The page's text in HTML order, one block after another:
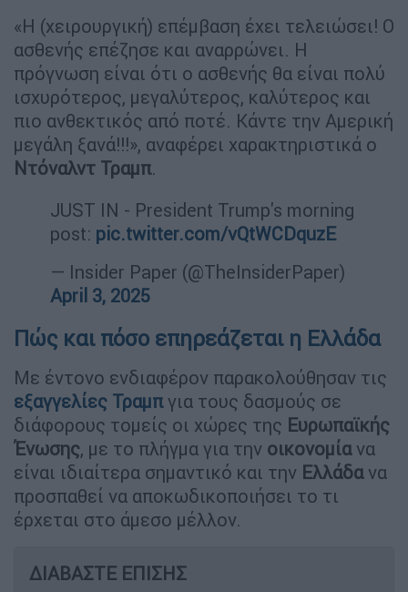
«Η (χειρουργική) επέμβαση έχει τελειώσει! Ο
ασθενής επέζησε και αναρρώνει. Η
πρόγνωση είναι ότι ο ασθενής θα είναι πολύ
ισχυρότερος, μεγαλύτερος, καλύτερος και
πιο ανθεκτικός από ποτέ. Κάντε την Αμερική
μεγάλη ξανά!!!», αναφέρει χαρακτηριστικά ο
Ντόναλντ Τραμπ.
JUST IN - President Trump's morning
post: pic.twitter.com/vQtWCDquzE
— Insider Paper (@TheInsiderPaper)
April 3, 2025
Πώς και πόσο επηρεάζεται η Ελλάδα
Με έντονο ενδιαφέρον παρακολούθησαν τις
εξαγγελίες Τραμπγια τους δασμούς σε
διάφορους τομείς οι χώρες της Ευρωπαϊκής
Ένωσης, με το πλήγμα για την οικονομίανα
είναι ιδιαίτερα σημαντικό και την Ελλάδανα
προσπαθεί να αποκωδικοποιήσει το τι
έρχεται στο άμεσο μέλλον.
ΔΙΑΒΑΣΤΕ ΕΠΙΣΗΣ